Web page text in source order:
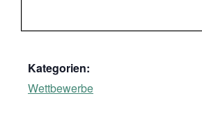
Kategorien:
Wettbewerbe